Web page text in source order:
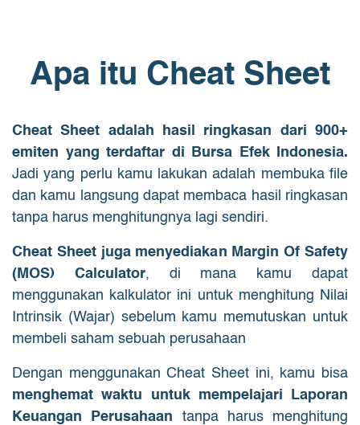
Apa itu Cheat Sheet
Cheat Sheet adalah hasil ringkasan dari 900+
emiten yang terdaftar di Bursa Efek Indonesia.
Jadi yang perlu kamu lakukan adalah membuka file
dan kamu langsung dapat membaca hasil ringkasan
tanpa harus menghitungnya lagi sendiri.
Cheat Sheet juga menyediakan Margin Of Safety
(MOS) Calculator, di mana kamu dapat
menggunakan kalkulator ini untuk menghitung Nilai
Intrinsik (Wajar) sebelum kamu memutuskan untuk
membeli saham sebuah perusahaan
Dengan menggunakan Cheat Sheet ini, kamu bisa
menghemat waktu untuk mempelajari Laporan
Keuangan Perusahaan tanpa harus menghitung